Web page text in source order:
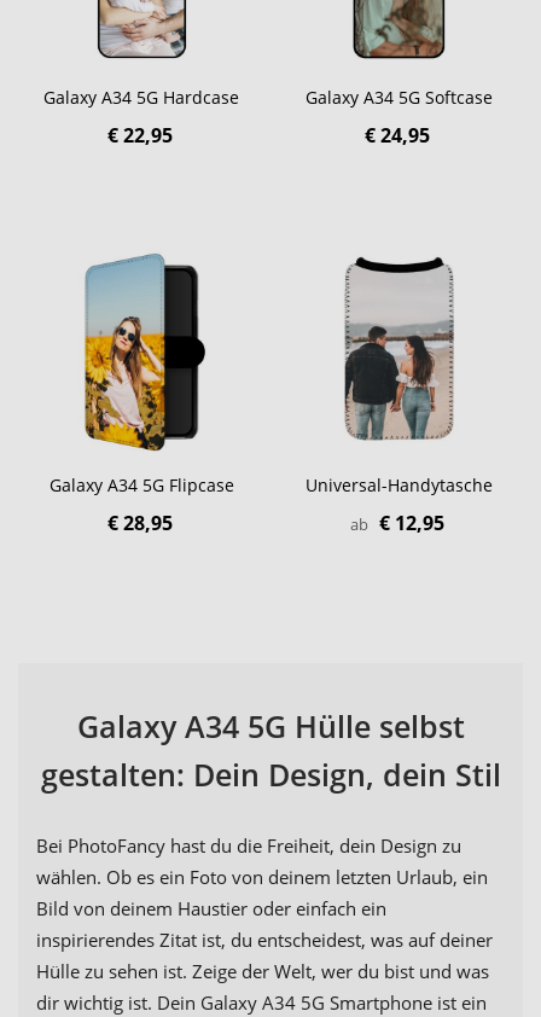
Galaxy A34 5G Hardcase
€ 22,95
Galaxy A34 5G Softcase
€ 24,95
Galaxy A34 5G Flipcase
€ 28,95
Universal-Handytasche
ab € 12,95
Galaxy A34 5G Hülle selbst
gestalten: Dein Design, dein Stil
Bei PhotoFancy hast du die Freiheit, dein Design zu
wählen. Ob es ein Foto von deinem letzten Urlaub, ein
Bild von deinem Haustier oder einfach ein
inspirierendes Zitat ist, du entscheidest, was auf deiner
Hülle zu sehen ist. Zeige der Welt, wer du bist und was
dir wichtig ist. Dein Galaxy A34 5G Smartphone ist ein